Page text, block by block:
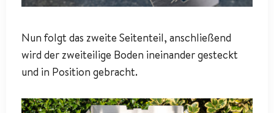
Nun folgt das zweite Seitenteil, anschließend
wird der zweiteilige Boden ineinander gesteckt
und in Position gebracht.